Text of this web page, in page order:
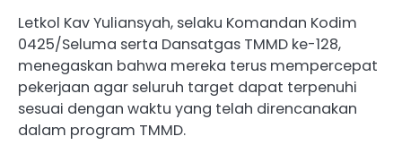
Letkol Kav Yuliansyah, selaku Komandan Kodim
0425/Seluma serta Dansatgas TMMD ke-128,
menegaskan bahwa mereka terus mempercepat
pekerjaan agar seluruh target dapat terpenuhi
sesuai dengan waktu yang telah direncanakan
dalam program TMMD.